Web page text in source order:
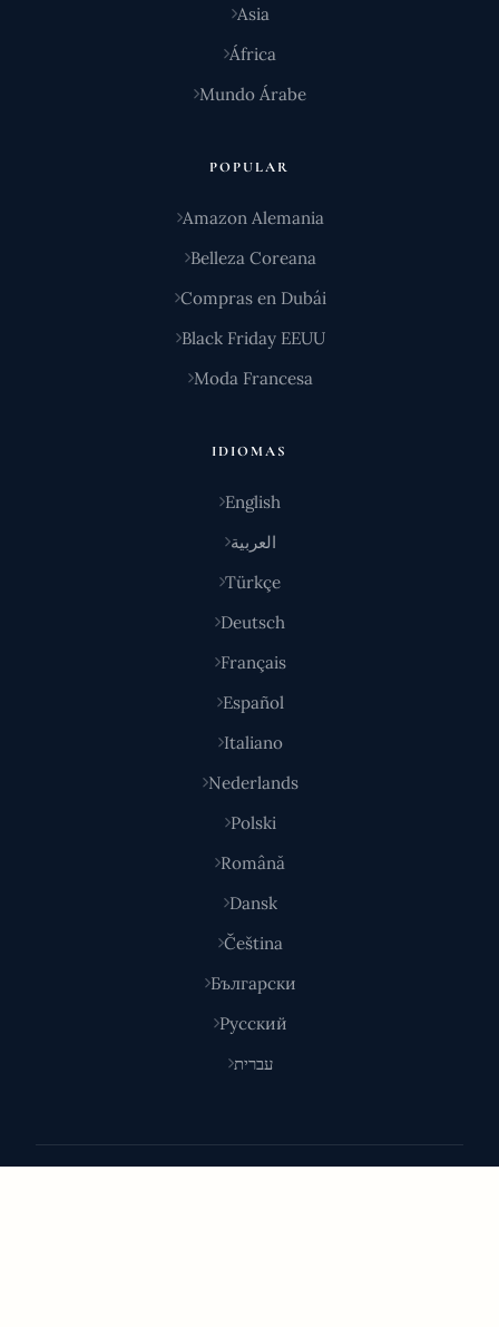
Asia
África
Mundo Árabe
POPULAR
Amazon Alemania
Belleza Coreana
Compras en Dubái
Black Friday EEUU
Moda Francesa
IDIOMAS
English
العربية
Türkçe
Deutsch
Français
Español
Italiano
Nederlands
Polski
Română
Dansk
Čeština
Български
Русский
עברית